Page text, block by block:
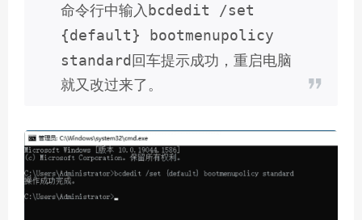
命令行中输入 bcdedit /set
{default} bootmenupolicy
standard 回车提示成功，重启电脑
就又改过来了。